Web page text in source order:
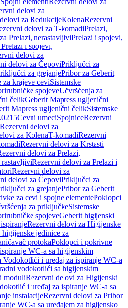
Spojni elementi Rezervni delovi za
delovi za
za RedukcijeKolenaRezervni
delovi za T-komadiPrelazi,
Prelazi, nerastavljiviPrelazi i spojevi,
i spojevi,
delovi za
delovi za ČepoviPriključci za
za grejanjePribor za Geberit
za krajeve ceviSistemske
spojeveUčvršćenja za
čelikGeberit Mapress ugljenični
Mapress ugljenični čelikSistemske
Cevni umeciSpojniceRezervni
Rezervni delovi za
za KolenaT-komadiRezervni
Rezervni delovi za Krstasti
delovi za Prelazi,
rastavljiviRezervni delovi za Prelazi i
Rezervni delovi za
delovi za ČepoviPriključci za
za grejanjePribor za Geberit
za cevi i spojne elementePoklopci
za priključkeSistemske
spojeveGeberit higijenski
Rezervni delovi za Higijenske
higijenske jedinice za
protokaPoklopci i pokrivne
WC-a sa higijenskim
Vodokotlići i uređaj za ispiranje WC-a
vodokotlići sa higijenskim
moduliRezervni delovi za Higijenski
i uređaj za ispiranje WC-a sa
instalacijeRezervni delovi za Pribor
WC-a sa uređajem za higijensko